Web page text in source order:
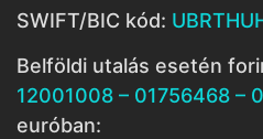
SWIFT/BIC kód:
Belföldi utalás esetén
12001008 – 01756468 –
euróban: